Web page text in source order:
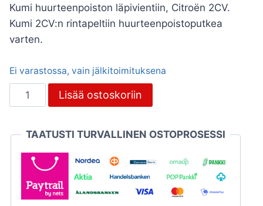
Kumi huurteenpoiston läpivientiin, Citroën 2CV.
Kumi 2CV:n rintapeltiin huurteenpoistoputkea
varten.
Ei varastossa, vain jälkitoimituksena
Kumi
huurteenpoiston
Citroën
2CV
määrä
Lisää ostoskoriin
TAATUSTI TURVALLINEN OSTOPROSESSI